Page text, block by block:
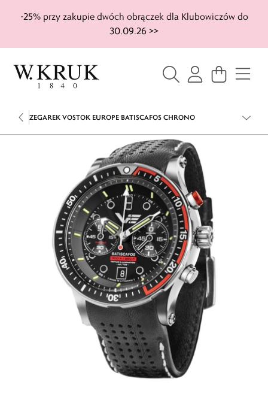
-25% przy zakupie dwóch obrączek dla Klubowiczów do
30.09.26 >>
ZEGAREK VOSTOK EUROPE BATISCAFOS CHRONO